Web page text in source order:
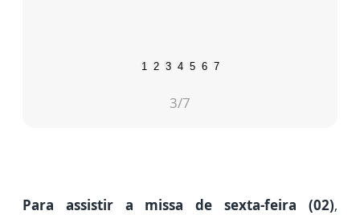
1 2 3 4 5 6 7
3/7
Para assistir a missa de sexta-feira (02),